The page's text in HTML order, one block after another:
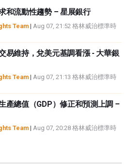
和流動性趨勢 – 星展銀行
Team | Aug 07, 21:52 格林威治標準時
易維持，兌美元基調看漲 - 大華銀
Team | Aug 07, 21:13 格林威治標準時
產總值（GDP）修正和預測上調 –
Team | Aug 07, 20:28 格林威治標準時